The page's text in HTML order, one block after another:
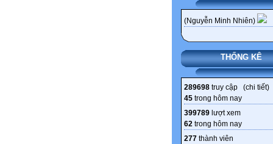
(Nguyễn Minh Nhiên)
THỐNG KÊ
289698 truy cập (chi tiết)
45 trong hôm nay
399789 lượt xem
62 trong hôm nay
277 thành viên